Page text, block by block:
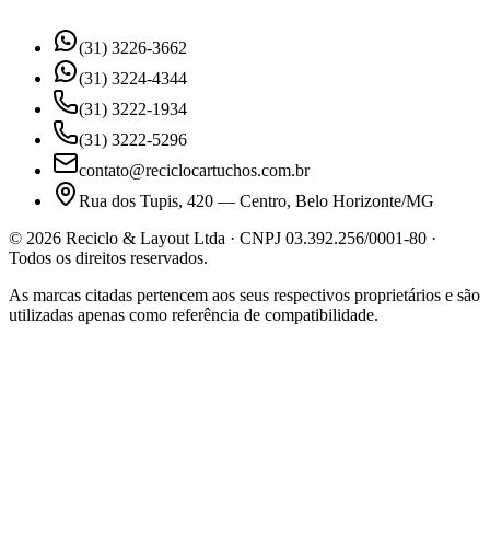
(31) 3226-3662
(31) 3224-4344
(31) 3222-1934
(31) 3222-5296
contato@reciclocartuchos.com.br
Rua dos Tupis, 420 — Centro, Belo Horizonte/MG
© 2026 Reciclo & Layout Ltda · CNPJ 03.392.256/0001-80 ·
Todos os direitos reservados.
As marcas citadas pertencem aos seus respectivos proprietários e são
utilizadas apenas como referência de compatibilidade.